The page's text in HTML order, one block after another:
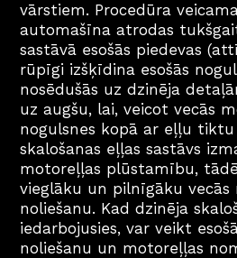
vārstiem. Procedūra
automašīna atrodas
sastāvā esošās piedevas
rūpīgi izšķīdina esošās
nosēdušās uz dzinēja
uz augšu, lai, veicot vecās
nogulsnes kopā ar eļļu
skalošanas eļļas sastāvs
motoreļļas plūstamību,
vieglāku un pilnīgāku vecās
noliešanu. Kad dzinēja
iedarbojusies, var veikt
noliešanu un motoreļļas